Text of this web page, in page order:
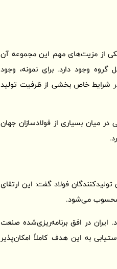
یکی از مزیت‌های مهم این مجموعه آن
وجود دارد. برای نمونه، وجود
در شرایط خاص بخشی از ظرفیت تولید
میان بسیاری از فولادسازان جهان
تولیدکنندگان فولاد گفت: این ارتقای
محسوب می‌شود.
در افق برنامه‌ریزی‌شده صنعت
دستیابی به این هدف کاملاً امکان‌پذیر